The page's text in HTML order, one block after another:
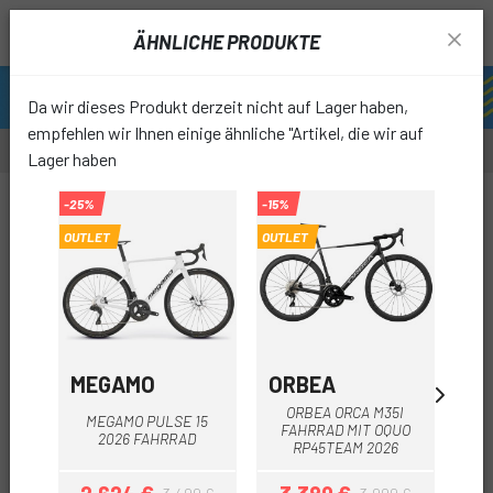
ÄHNLICHE PRODUKTE
Da wir dieses Produkt derzeit nicht auf Lager haben,
empfehlen wir Ihnen einige ähnliche "Artikel, die wir auf
Lager haben
-25%
OUTLET
MEGAMO
MEGAMO PULSE 15
2026 FAHRRAD
-15%
OUTLET
ORBEA
ORBEA ORCA M35I
FAHRRAD MIT OQUO
RP45TEAM 2026